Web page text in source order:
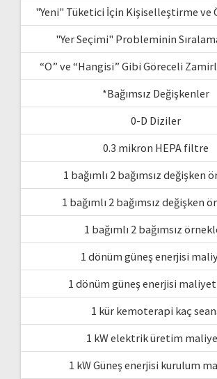
"Yeni" Tüketici İçin Kişiselleştirme ve
"Yer Seçimi" Probleminin
“O” ve “Hangisi” Gibi Göreceli
*Bağımsız Değişkenler
0-D Diziler
0.3 mikron HEPA filtre
1 bağımlı 2 bağımsız değişken
1 bağımlı 2 bağımsız değişken
1 bağımlı 2 bağımsız
1 dönüm güneş enerjisi
1 dönüm güneş enerjisi
1 kür kemoterapi kaç
1 kW elektrik üretim
1 kW Güneş enerjisi kurulum